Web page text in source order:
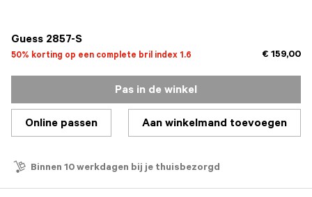
Guess 2857-S
50% korting op een complete bril index 1.6 € 159,00
Pas in de winkel
Online passen Aan winkelmand toevoegen
Binnen 10 werkdagen bij je thuisbezorgd